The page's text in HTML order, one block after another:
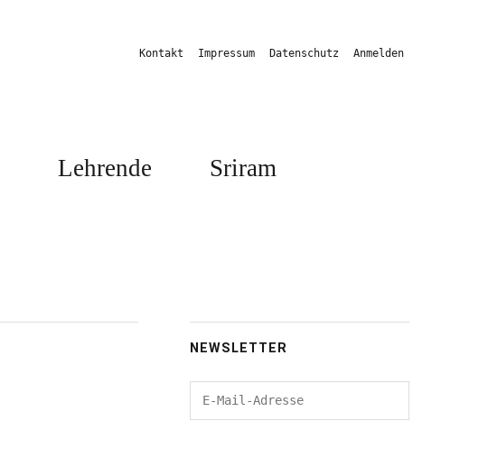
Kontakt Impressum Datenschutz Anmelden
Lehrende Sriram
NEWSLETTER